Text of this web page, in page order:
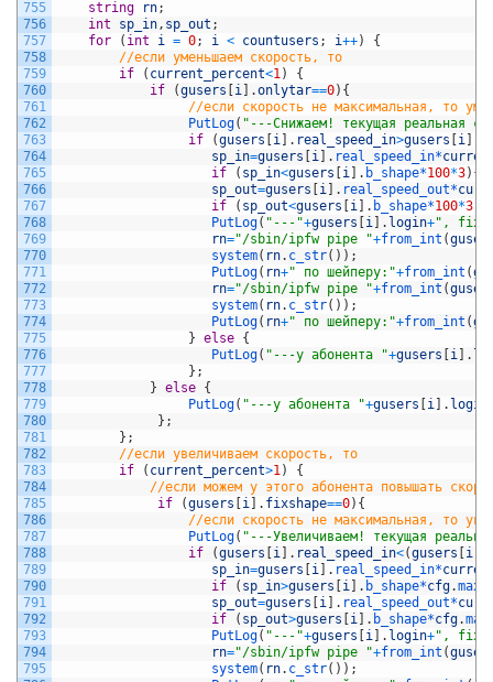
755
756
757
758
759
760
761
762
763
764
765
766
767
768
769
770
771
772
773
774
775
776
777
778
779
780
781
782
783
784
785
786
787
788
789
790
791
792
793
794
795
string
rn;
int
sp_in, sp_out ;
for
( int i = 0; i < countusers ; i++)
{
//если уменьшаем скорость, то
if
( current_percent<1)
{
if
(gusers i .onlytar==0) {
//если скорость не максимальная, то
PutLog( "---Снижаем! текущая реальная
if
(gusers i . real_speed_in>gusers i
sp_in=gusers i . real_speed_in*
if
( sp_in<gusers i . b_shape*100*3) {
sp_out=gusers i . real_speed_out*
if
( sp_out<gusers i . b_shape*100*3
PutLog( "---"+gusers i . login+",
rn="/sbin/ipfw pipe "+from_int (
system( rn. c_str( ) ) ;
PutLog( rn+" по шейперу:"+from_int (
rn="/sbin/ipfw pipe "+from_int (
system( rn. c_str( ) ) ;
PutLog( rn+" по шейперу:"+from_int (
} else {
PutLog( "---у абонента "+gusers i .
} ;
} else {
PutLog( "---у абонента "+gusers i . login
} ;
} ;
//если увеличиваем скорость, то
if
( current_percent>1)
{
//если можем у этого абонента повышать
if
(gusers i . fixshape==0) {
//если скорость не максимальная, то
PutLog( "---Увеличиваем! текущая
if
(gusers i . real_speed_in<(gusers i
sp_in=gusers i . real_speed_in*
if
( sp_in>gusers i . b_shape*cfg.
sp_out=gusers i . real_speed_out*
if
( sp_out>gusers i . b_shape*cfg.
PutLog( "---"+gusers i . login+",
rn="/sbin/ipfw pipe "+from_int (
system( rn. c_str( ) ) ;